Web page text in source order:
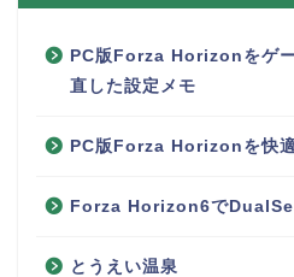
PC版Forza Horizonをゲ
直した設定メモ
PC版Forza Horizonを快
Forza Horizon6で
とうえい温泉